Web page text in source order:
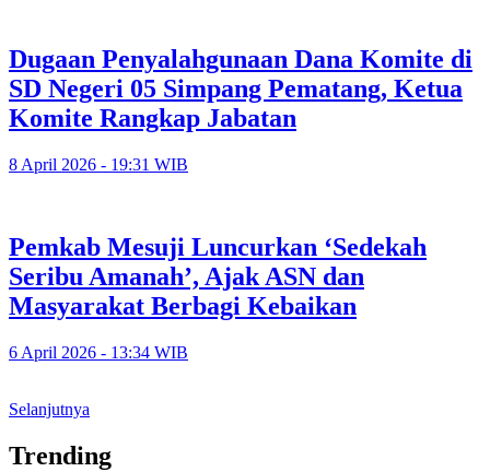
Dugaan Penyalahgunaan Dana Komite di
SD Negeri 05 Simpang Pematang, Ketua
Komite Rangkap Jabatan
8 April 2026 - 19:31 WIB
Pemkab Mesuji Luncurkan ‘Sedekah
Seribu Amanah’, Ajak ASN dan
Masyarakat Berbagi Kebaikan
6 April 2026 - 13:34 WIB
Selanjutnya
Trending